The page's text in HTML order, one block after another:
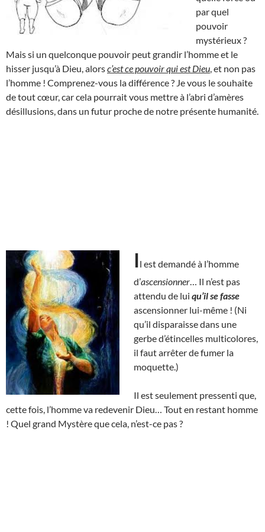
par quel
pouvoir
mystérieux ?
Mais si un quelconque pouvoir peut grandir l’homme et le
hisser jusqu’à Dieu, alorsc’est ce pouvoir qui est Dieu , et non pas
l’homme ! Comprenez-vous la différence ? Je vous le souhaite
de tout cœur, car cela pourrait vous mettre à l’abri d’amères
désillusions, dans un futur proche de notre présente humanité.
Il est demandé à l’homme
d’ascensionner … Il n’est pas
attendu de lui qu’il se fasse
ascensionner lui-même ! (Ni
qu’il disparaisse dans une
gerbe d’étincelles multicolores,
il faut arrêter de fumer la
moquette.)
Il est seulement pressenti que,
cette fois, l’homme va redevenir Dieu… Tout en restant homme
! Quel grand Mystère que cela, n’est-ce pas ?